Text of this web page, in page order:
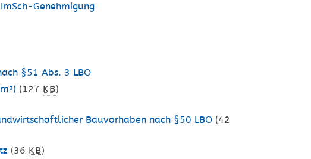
Genehmigung
§51 Abs. 3 LBO
(127KB)
Bauvorhaben nach §50 LBO (42
(36KB)